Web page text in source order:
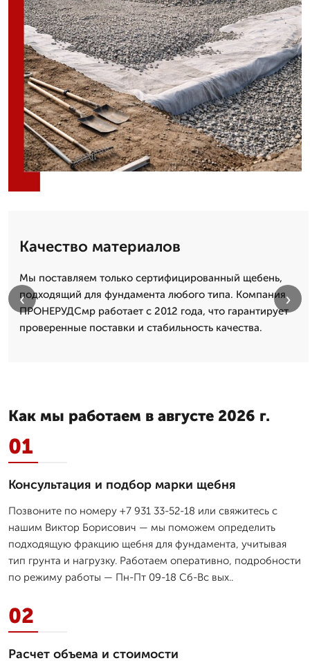
Качество материалов
Мы поставляем только сертифицированный щебень,
подходящий для фундамента любого типа. Компания
ПРОНЕРУДСмр работает с 2012 года, что гарантирует
проверенные поставки и стабильность качества.
‹ ›
Как мы работаем в августе 2026 г.
01
Консультация и подбор марки щебня
Позвоните по номеру +7 931 33-52-18 или свяжитесь с
нашим Виктор Борисович — мы поможем определить
подходящую фракцию щебня для фундамента, учитывая
тип грунта и нагрузку. Работаем оперативно, подробности
по режиму работы — Пн-Пт 09-18 Сб-Вс вых..
02
Расчет объема и стоимости